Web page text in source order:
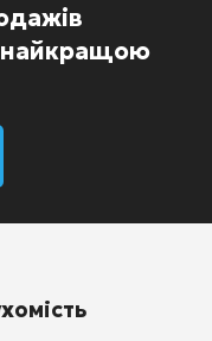
найкращою